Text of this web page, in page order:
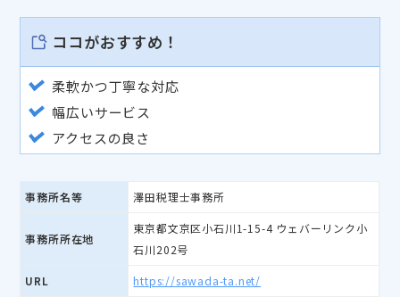
ココがおすすめ！
柔軟かつ丁寧な対応
幅広いサービス
アクセスの良さ
事務所名等 澤田税理士事務所
事務所所在地
東京都文京区小石川1-15-4 ウェバーリンク小
石川202号
URL https://sawada-ta.net/